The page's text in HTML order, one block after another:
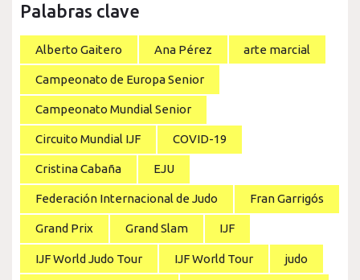
Palabras clave
Alberto Gaitero Ana Pérez arte marcial
Campeonato de Europa Senior
Campeonato Mundial Senior
Circuito Mundial IJF COVID-19
Cristina Cabaña EJU
Federación Internacional de Judo Fran Garrigós
Grand Prix Grand Slam IJF
IJF World Judo Tour IJF World Tour judo